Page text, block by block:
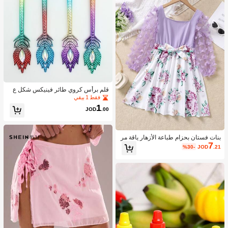
بنات فستان بحزام طباعة الأزهار ياقة مر
بع فراشة مزين
JOD7 .21
%30-
قلم برأس كروي طائر فينيكس شكل ع
شوائي قطعة واحدة
فقط 1 بيقي
JOD1.00